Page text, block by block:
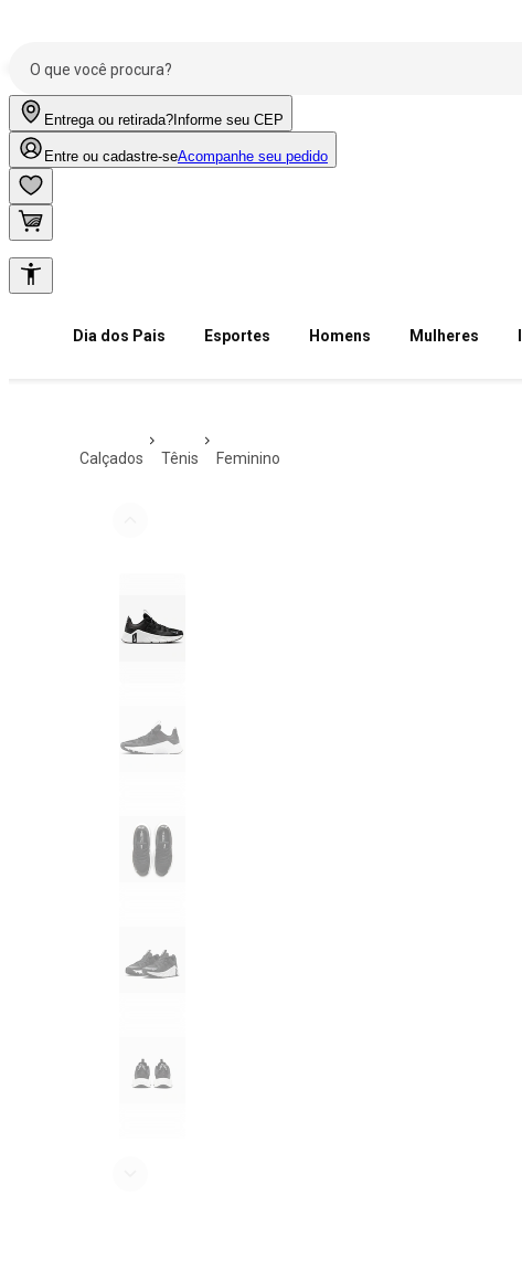
Entrega ou retirada? Informe seu CEP
Entre ou cadastre-seAcompanhe seu pedido
Dia dos Pais Esportes Homens Mulheres
calçados tênis feminino